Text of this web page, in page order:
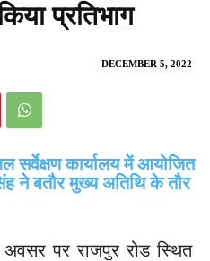
प्रतिभाग
DECEMBER 5, 2022
पर राजपुर रोड स्थित